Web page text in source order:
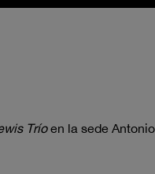
Tríoen la sede